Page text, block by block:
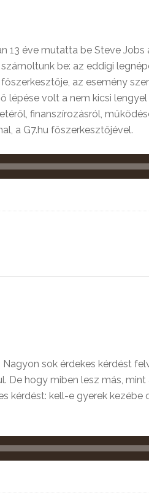
13 éve mutatta be Steve Jobs
be: az eddigi
az esemény
lépése volt a nem kicsi
finanszírozásról,
a G7.hu főszerkesztőjével.
sok érdekes kérdést
De hogy miben lesz más,
kérdést: kell-e gyerek kezébe